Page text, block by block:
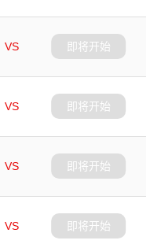
VS
即将开始
VS
即将开始
VS
即将开始
VS
即将开始